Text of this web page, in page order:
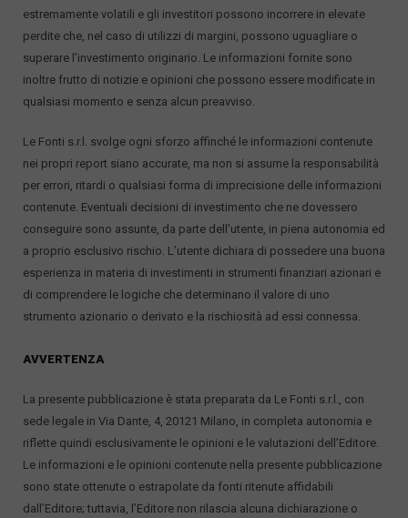
estremamente volatili e gli investitori possono incorrere in elevate
perdite che, nel caso di utilizzi di margini, possono uguagliare o
superare l’investimento originario. Le informazioni fornite sono
inoltre frutto di notizie e opinioni che possono essere modificate in
qualsiasi momento e senza alcun preavviso.
Le Fonti s.r.l. svolge ogni sforzo affinché le informazioni contenute
nei propri report siano accurate, ma non si assume la responsabilità
per errori, ritardi o qualsiasi forma di imprecisione delle informazioni
contenute. Eventuali decisioni di investimento che ne dovessero
conseguire sono assunte, da parte dell’utente, in piena autonomia ed
a proprio esclusivo rischio. L’utente dichiara di possedere una buona
esperienza in materia di investimenti in strumenti finanziari azionari e
di comprendere le logiche che determinano il valore di uno
strumento azionario o derivato e la rischiosità ad essi connessa.
AVVERTENZA
La presente pubblicazione è stata preparata da Le Fonti s.r.l., con
sede legale in Via Dante, 4, 20121 Milano, in completa autonomia e
riflette quindi esclusivamente le opinioni e le valutazioni dell’Editore.
Le informazioni e le opinioni contenute nella presente pubblicazione
sono state ottenute o estrapolate da fonti ritenute affidabili
dall’Editore; tuttavia, l’Editore non rilascia alcuna dichiarazione o